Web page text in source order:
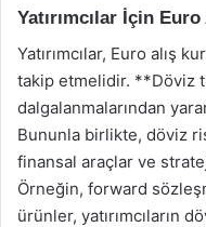
Yatırımcılar İçin
Yatırımcılar, Euro alış
takip etmelidir. **Döviz
dalgalanmalarından
Bununla birlikte, döviz
finansal araçlar ve
Örneğin, forward
ürünler, yatırımcıların